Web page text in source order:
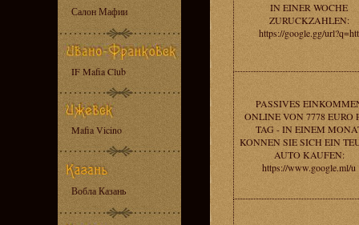
Салон Мафии
IF Mafia Club
Mafia Vicino
Вобла Казань
IN EINER WOCHE
ZURUCKZAHLEN:
https://google.gg/url?q=htt
PASSIVES
ONLINE VON 7778 EURO
TAG - IN EINEM
KONNEN SIE SICH EIN
AUTO KAUFEN:
https://www.google.ml/u